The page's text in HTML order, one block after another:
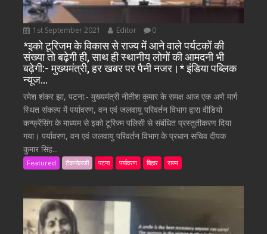
1st September 2021 Editor 0
*इको टूरिजम के विकास से राज्य में आने वाले पर्यटकों की
संख्या तो बढ़ेगी ही, साथ ही स्थानीय लोगों की आमदनी भी
बढ़ेगी:- मुख्यमंत्री, हर खबर पर पैनी नजर।* इंडिया पब्लिक
न्यूज…
रमेश शंकर झा, पटना:- मुख्यमंत्री नीतीश कुमार के समक्ष आज एक अणे मार्ग
स्थित संकल्प में पर्यावरण, वन एवं जलवायु परिवर्तन विभाग द्वारा वीडियो
कन्फ्रेंसिंग के माध्यम से इको टूरिज्म पलिसी से संबंधित प्रस्तुतीकरण दिया
गया। पर्यावरण, वन एवं जलवायु परिवर्तन विभाग के प्रधान सचिव दीपक
कुमार सिंह...
Featured टैकनोलजी पटना पर्यावरण बिहार राज्य